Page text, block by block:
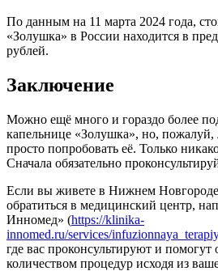
По данным на 11 марта 2024 года,
«Золушка» в России находится в
рублей.
Заключение
Можно ещё много и гораздо более
капельнице «Золушка», но, пожалуй,
просто попробовать её. Только
Сначала обязательно
Если вы живете в Нижнем
обратиться в медицинский центр,
Инномед» (https://klinika-
innomed.ru/services/
где вас проконсультируют и
количеством процедур исходя из